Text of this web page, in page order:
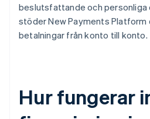
beslutsfattande och personliga
stöder New Payments Platform
betalningar från konto till konto.
Hur fungerar